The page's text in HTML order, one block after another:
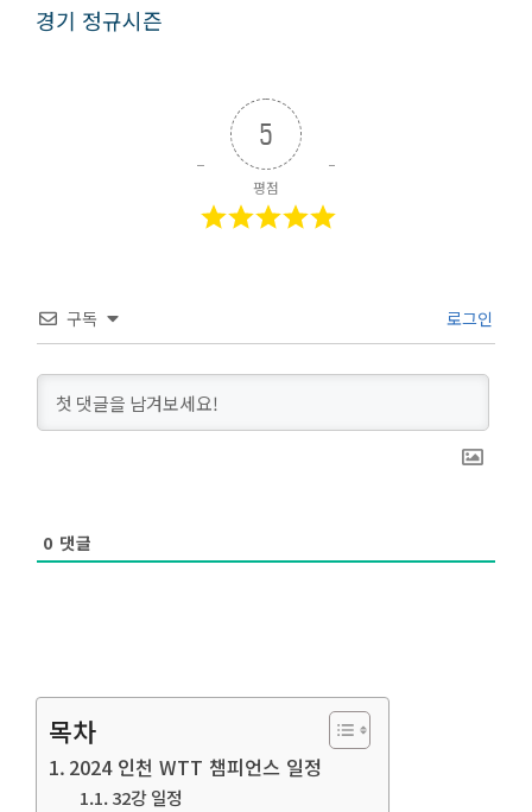
경기 정규시즌
5
평점
구독 로그인
0 댓글
목차
2024 인천 WTT 챔피언스 일정
32강 일정